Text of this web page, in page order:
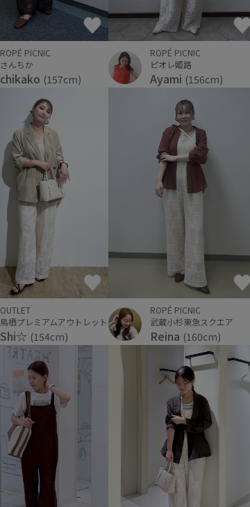
ROPÉ PICNIC
さんちか
chikako (157cm)
ROPÉ PICNIC
ピオレ姫路
Ayami (156cm)
OUTLET
鳥栖プレミアムアウトレット
Shi☆ (154cm)
ROPÉ PICNIC
武蔵小杉東急スクエア
Reina (160cm)